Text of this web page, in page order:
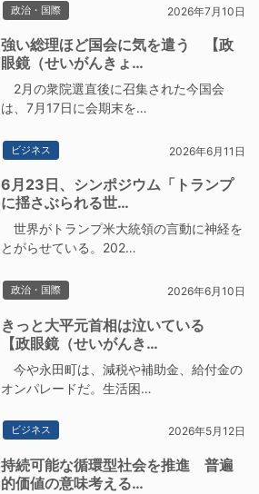
政治・国際 2026年7月10日
強い総理ほど国会に気を遣う 【政
眼鏡（せいがんきょ…
2月の衆院選直後に召集された今国会
は、7月17日に会期末を…
ビジネス 2026年6月11日
6月23日、シンポジウム「トランプ
に揺さぶられる世…
世界がトランプ米大統領の言動に神経を
とがらせている。202…
政治・国際 2026年6月10日
きっと大平元首相は泣いている
【政眼鏡（せいがんき…
今や永田町は、減税や補助金、給付金の
オンパレードだ。生活困…
ビジネス 2026年5月12日
持続可能な循環型社会を推進 普遍
的価値の意味考える…